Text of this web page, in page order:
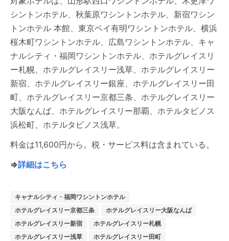
シントンホテル、秋葉原ワシントンホテル、新宿ワシン
トンホテル 本館、東京ベイ有明ワシントンホテル、横浜
桜木町ワシントンホテル、広島ワシントンホテル、キャ
ナルシティ・福岡ワシントンホテル、ホテルグレイスリ
ー札幌、ホテルグレイスリー浅草、ホテルグレイスリー
新宿、ホテルグレイスリー銀座、ホテルグレイスリー田
町、ホテルグレイスリー京都三条、ホテルグレイスリー
大阪なんば、ホテルグレイスリー那覇、ホテルタビノス
浜松町、ホテルタビノス浅草。
料金は11,600円から。税・サービス料は含まれている。
⇒詳細はこちら
キャナルシティ・福岡ワシントンホテル
ホテルグレイスリー京都三条
ホテルグレイスリー大阪なんば
ホテルグレイスリー新宿
ホテルグレイスリー札幌
ホテルグレイスリー浅草
ホテルグレイスリー田町